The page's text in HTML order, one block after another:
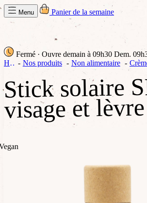
Menu Panier de la semaine
Fermé · Ouvre demain à 09h30 Dem.
Home Nos produits Non alimentaire
Stick solaire
visage et lèvre